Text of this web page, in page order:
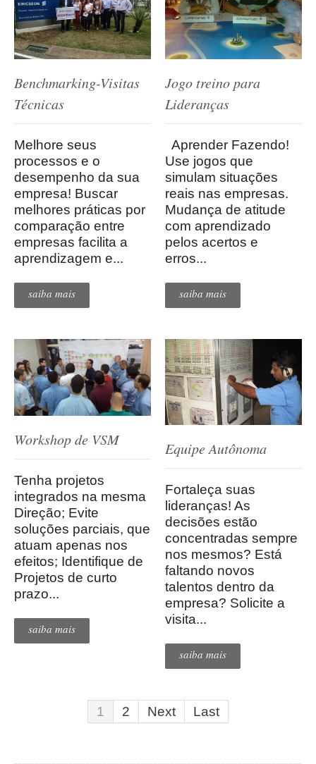
Benchmarking-Visitas
Técnicas
Melhore seus
processos e o
desempenho da sua
empresa! Buscar
melhores práticas por
comparação entre
empresas facilita a
aprendizagem e...
saiba mais
Jogo treino para
Lideranças
Aprender Fazendo!
Use jogos que
simulam situações
reais nas empresas.
Mudança de atitude
com aprendizado
pelos acertos e
erros...
saiba mais
Workshop de VSM
Tenha projetos
integrados na mesma
Direção; Evite
soluções parciais, que
atuam apenas nos
efeitos; Identifique de
Projetos de curto
prazo...
saiba mais
Equipe Autônoma
Fortaleça suas
lideranças! As
decisões estão
concentradas sempre
nos mesmos? Está
faltando novos
talentos dentro da
empresa? Solicite a
visita...
saiba mais
1 2 Next Last